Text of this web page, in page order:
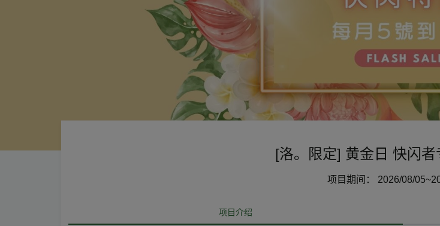
[洛。限定] 黄金日 快
项目期间： 2026/08/
项目介绍